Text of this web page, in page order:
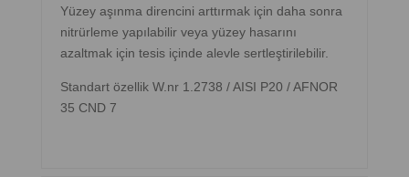
Yüzey aşınma direncini arttırmak için daha sonra
nitrürleme yapılabilir veya yüzey hasarını
azaltmak için tesis içinde alevle sertleştirilebilir.
Standart özellik W.nr 1.2738 / AISI P20 / AFNOR
35 CND 7